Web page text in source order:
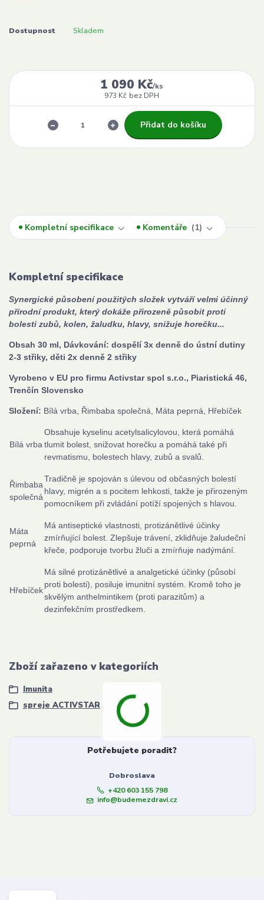
Dostupnost Skladem
1 090 Kč/ks
973 Kč bez DPH
Přidat do košíku
Kompletní specifikace Komentáře 1
Kompletní specifikace
Synergické působení použitých složek vytváří velmi účinný
přírodní produkt, který dokáže přirozeně působit proti
bolesti zubů, kolen, žaludku, hlavy, snižuje horečku...
Obsah 30 ml, Dávkování: dospělí 3x denně do ústní dutiny
2-3 střiky, děti 2x denně 2 střiky
Vyrobeno v EU pro firmu Activstar spol s.r.o., Piaristická 46,
Trenčín Slovensko
Složení: Bílá vrba, Řimbaba společná, Máta peprná, Hřebíček
Bílá vrba
Obsahuje kyselinu acetylsalicylovou, která pomáhá
tlumit bolest, snižovat horečku a pomáhá také při
revmatismu, bolestech hlavy, zubů a svalů.
Řimbaba
společná
Tradičně je spojován s úlevou od občasných bolestí
hlavy, migrén a s pocitem lehkosti, takže je přirozeným
pomocníkem při zvládání potíží spojených s hlavou.
Máta
peprná
Má antiseptické vlastnosti, protizánětlivé účinky
zmírňující bolest. Zlepšuje trávení, zklidňuje žaludeční
křeče, podporuje tvorbu žluči a zmírňuje nadýmání.
Hřebíček
Má silné protizánětlivé a analgetické účinky (působí
proti bolesti), posiluje imunitní systém. Kromě toho je
skvělým anthelmintikem (proti parazitům) a
dezinfekčním prostředkem.
Zboží zařazeno v kategoriích
Imunita
spreje ACTIVSTAR
Potřebujete poradit?
Dobroslava
+420 603 155 798
info@budemezdravi.cz